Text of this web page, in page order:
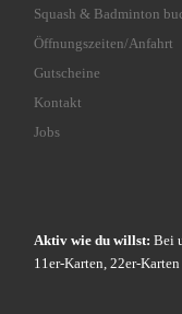
Squash & Badminton
Öffnungszeiten/Anfahrt
Gutscheine
Kontakt
Jobs
Aktiv wie du willst: Bei
11er-Karten, 22er-